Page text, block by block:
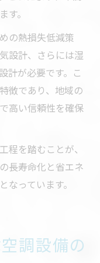
。
の熱損失低減策
設計、さらには湿
計が必要です。こ
徴であり、地域の
高い信頼性を確保
程を踏むことが、
長寿命化と省エネ
っています。
調設備の